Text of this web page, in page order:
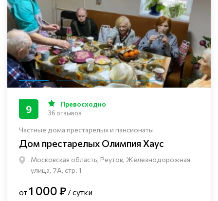
Частные дома престарелых и пансионаты
Дом престарелых Олимпия Хаус
Московская область, Реутов, Железнодорожная
улица, 7А, стр. 1
9 Превосходно
36 отзывов
от1 000 ₽ / сутки